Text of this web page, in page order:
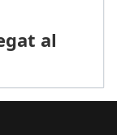
al